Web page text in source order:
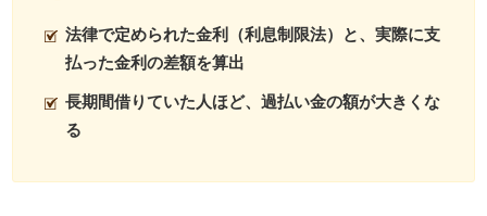
法律で定められた金利（利息制限法）と、実際に支
払った金利の差額を算出
長期間借りていた人ほど、過払い金の額が大きくな
る